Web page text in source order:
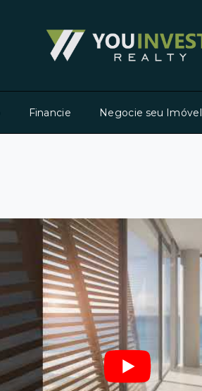
Financie Negocie seu Imóvel